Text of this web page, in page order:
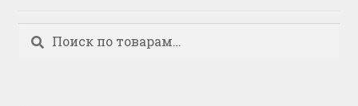
Искать:
Поиск